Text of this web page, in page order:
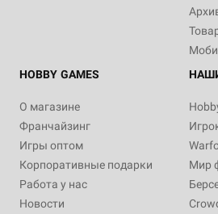
HOBBY GAMES
О магазине
Франчайзинг
Игры оптом
Корпоративные подарки
Работа у нас
Новости
Мир